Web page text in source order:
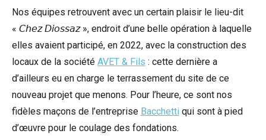
Nos équipes retrouvent avec un certain plaisir le lieu-dit
« 𝘊𝘩𝘦𝘻 𝘋𝘪𝘰𝘴𝘴𝘢𝘻 », endroit d’une belle opération à laquelle
elles avaient participé, en 2022, avec la construction des
locaux de la société AVET & Fils : cette dernière a
d’ailleurs eu en charge le terrassement du site de ce
nouveau projet que menons. Pour l’heure, ce sont nos
fidèles maçons de l’entreprise Bacchetti qui sont à pied
d’œuvre pour le coulage des fondations.